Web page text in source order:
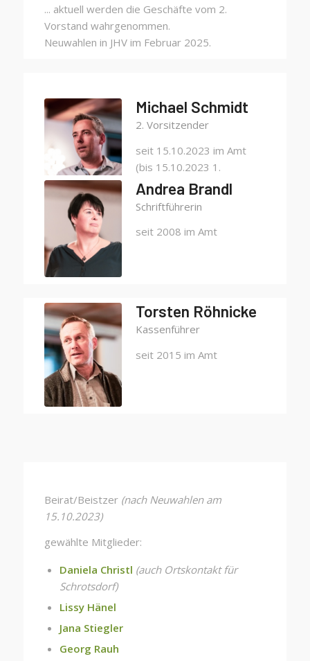
... aktuell werden die Geschäfte vom 2.
Vorstand wahrgenommen.
Neuwahlen in JHV im Februar 2025.
Michael Schmidt
2. Vorsitzender
seit 15.10.2023 im Amt
(bis 15.10.2023 1.
Vorsitzender)
Andrea Brandl
Schriftführerin
seit 2008 im Amt
Torsten Röhnicke
Kassenführer
seit 2015 im Amt
Beirat/Beistzer (nach Neuwahlen am
15.10.2023)
gewählte Mitglieder:
Daniela Christl (auch Ortskontakt für
Schrotsdorf)
Lissy Hänel
Jana Stiegler
Georg Rauh